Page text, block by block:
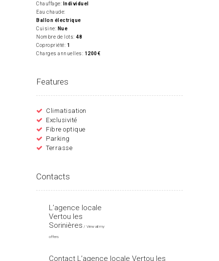
Chauffage: Individuel
Eau chaude:
Ballon électrique
Cuisine: Nue
Nombre de lots: 48
Copropriété: 1
Charges annuelles: 1200€
Features
Climatisation
Exclusivité
Fibre optique
Parking
Terrasse
Contacts
L’agence locale
Vertou les
Sorinières
View all my
offers
Contact L’agence locale Vertou les